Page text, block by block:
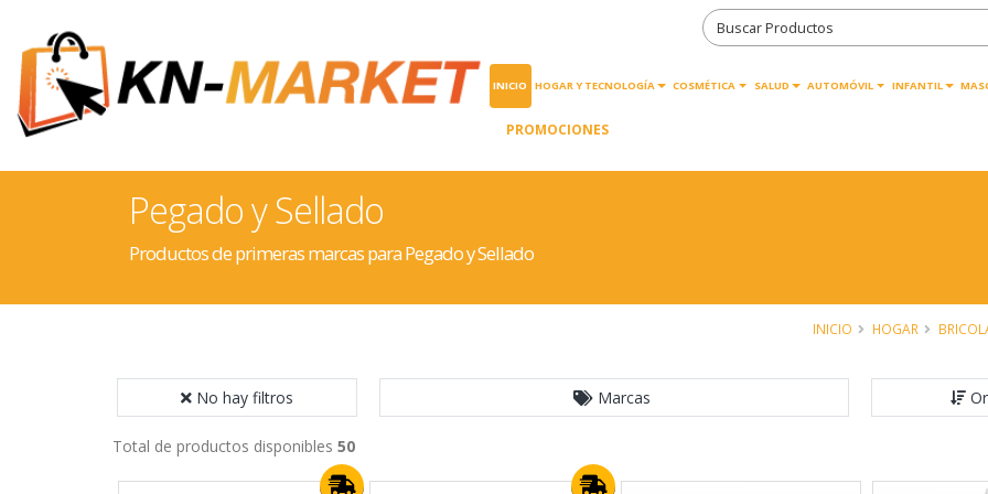
INICIO HOGAR Y TECNOLOGÍA COSMÉTICA SALUD AUTOMÓVIL INFANTIL
PROMOCIONES
Pegado y Sellado
Productos de primeras marcas para Pegado y Sellado
INICIO HOGAR
No hay filtros Marcas
Total de productos disponibles 50